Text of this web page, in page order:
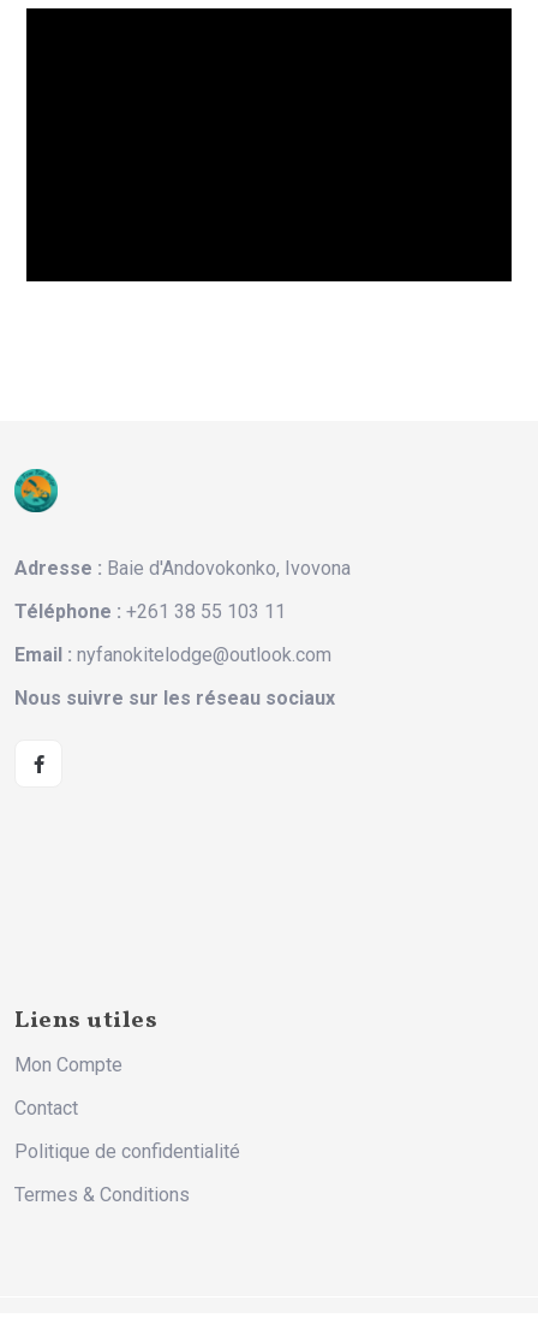
Adresse : Baie d'Andovokonko, Ivovona
Téléphone : +261 38 55 103 11
Email : nyfanokitelodge@outlook.com
Nous suivre sur les réseau sociaux
Liens utiles
Mon Compte
Contact
Politique de confidentialité
Termes & Conditions